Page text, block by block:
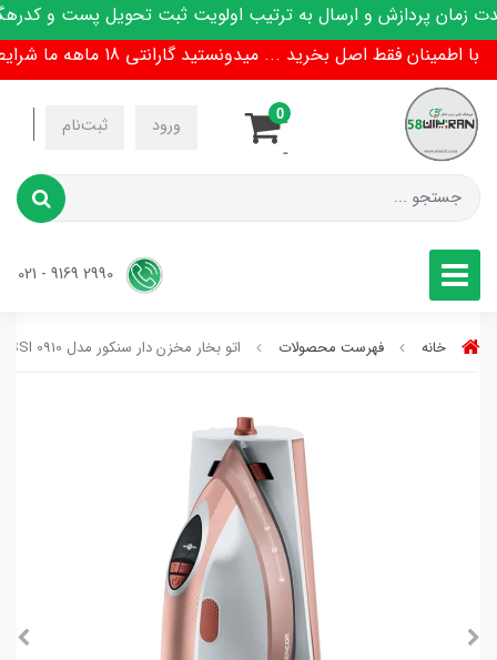
پردازش و ارسال به ترتیب اولویت ثبت تحویل پست و
فقط اصل بخرید ... میدونستید گارانتی 18 ماهه ما شرایط تعویض هم داره !
ورود ثبت‌نام
-
-
0
خانه فهرست محصولات اتو بخار مخزن دار سنکور مدل SSI 0910